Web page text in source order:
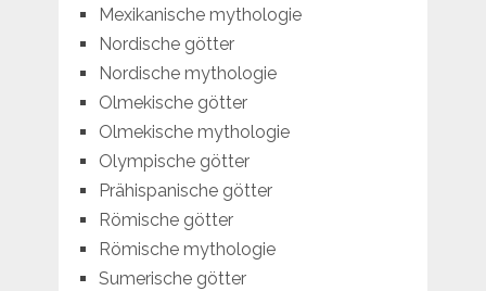
Mexikanische mythologie
Nordische götter
Nordische mythologie
Olmekische götter
Olmekische mythologie
Olympische götter
Prähispanische götter
Römische götter
Römische mythologie
Sumerische götter